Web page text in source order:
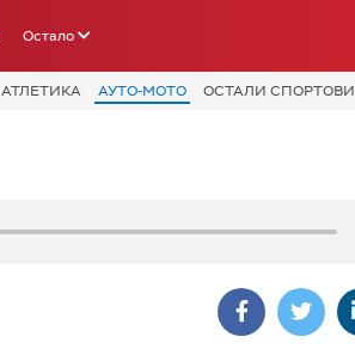
Остало
АТЛЕТИКА АУТО-МОТО ОСТАЛИ СПОРТОВИ